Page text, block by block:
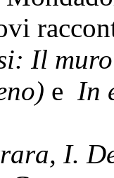
Il
e In
I.